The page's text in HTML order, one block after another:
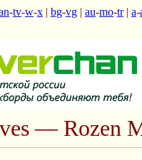
-tv-w-x | bg-vg | au-mo-tr| a-
— Rozen